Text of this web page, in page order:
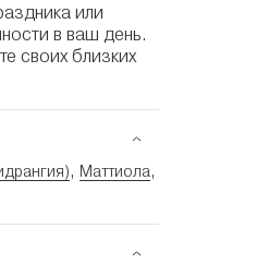
или
в ваш день.
своих близких
, Маттиола,